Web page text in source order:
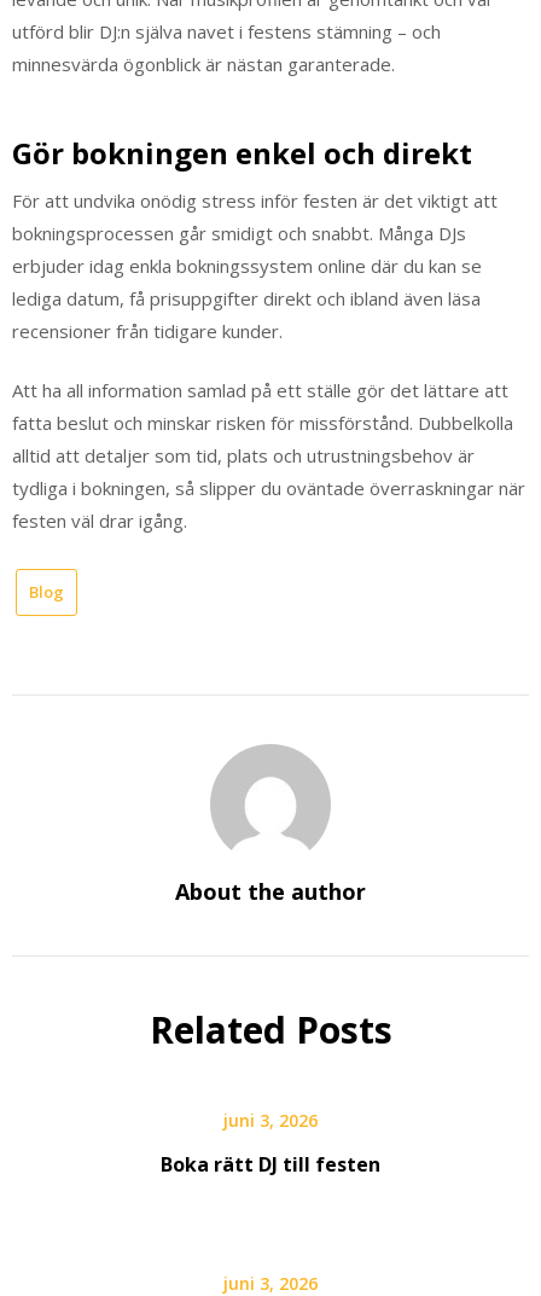
utförd blir DJ:n själva navet i festens stämning – och
minnesvärda ögonblick är nästan garanterade.
Gör bokningen enkel och direkt
För att undvika onödig stress inför festen är det viktigt att
bokningsprocessen går smidigt och snabbt. Många DJs
erbjuder idag enkla bokningssystem online där du kan se
lediga datum, få prisuppgifter direkt och ibland även läsa
recensioner från tidigare kunder.
Att ha all information samlad på ett ställe gör det lättare att
fatta beslut och minskar risken för missförstånd. Dubbelkolla
alltid att detaljer som tid, plats och utrustningsbehov är
tydliga i bokningen, så slipper du oväntade överraskningar när
festen väl drar igång.
Blog
About the author
Related Posts
juni 3, 2026
Boka rätt DJ till festen
juni 3, 2026